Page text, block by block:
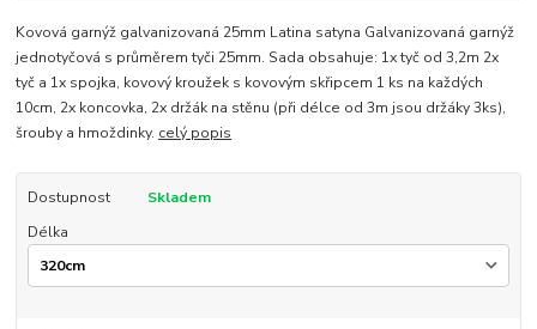
Kovová garnýž galvanizovaná 25mm Latina satyna Galvanizovaná garnýž
jednotyčová s průměrem tyči 25mm. Sada obsahuje: 1x tyč od 3,2m 2x
tyč a 1x spojka, kovový kroužek s kovovým skřipcem 1 ks na každých
10cm, 2x koncovka, 2x držák na stěnu (při délce od 3m jsou držáky 3ks),
šrouby a hmoždinky. celý popis
Dostupnost
Skladem
Délka